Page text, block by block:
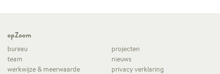
opZoom
bureau
projecten
team
nieuws
werkwijze & meerwaarde
privacy verklaring